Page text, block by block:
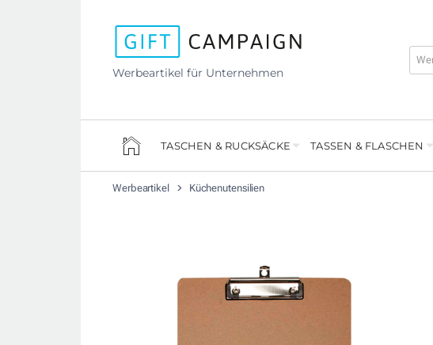
Werbeartikel für Unternehmen
TASCHEN & RUCKSÄCKE TASSEN & FLASCHEN
Werbeartikel Küchenutensilien